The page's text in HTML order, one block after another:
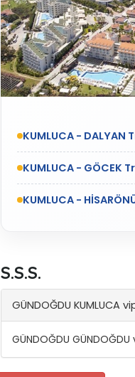
KUMLUCA -
KUMLUCA - GÖCEK
KUMLUCA -
S.S.S.
GÜNDOĞDU
GÜNDOĞDU